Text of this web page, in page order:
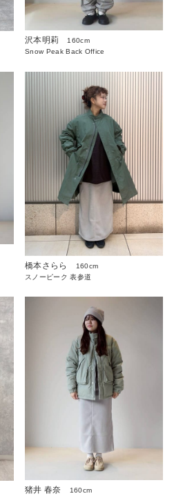
沢本明莉
160cm
Snow Peak Back Office
橋本さらら
160cm
スノーピーク 表参道
猪井 春奈
160cm